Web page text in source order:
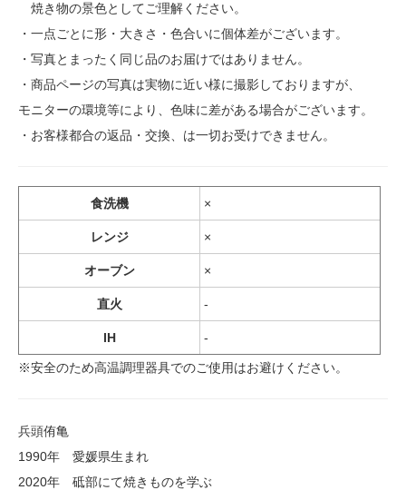
焼き物の景色としてご理解ください。
・一点ごとに形・大きさ・色合いに個体差がございます。
・写真とまったく同じ品のお届けではありません。
・商品ページの写真は実物に近い様に撮影しておりますが、
モニターの環境等により、色味に差がある場合がございます。
・お客様都合の返品・交換、は一切お受けできません。
食洗機 ×
レンジ ×
オーブン ×
直火 -
IH -
※安全のため高温調理器具でのご使用はお避けください。
兵頭侑亀
1990年 愛媛県生まれ
2020年 砥部にて焼きものを学ぶ